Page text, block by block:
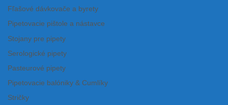
Fľašové dávkovače a byrety
Pipetovacie pištole a nástavce
Stojany pre pipety
Serologické pipety
Pasteurové pipety
Pipetovacie balóniky & Cumlíky
Stričky